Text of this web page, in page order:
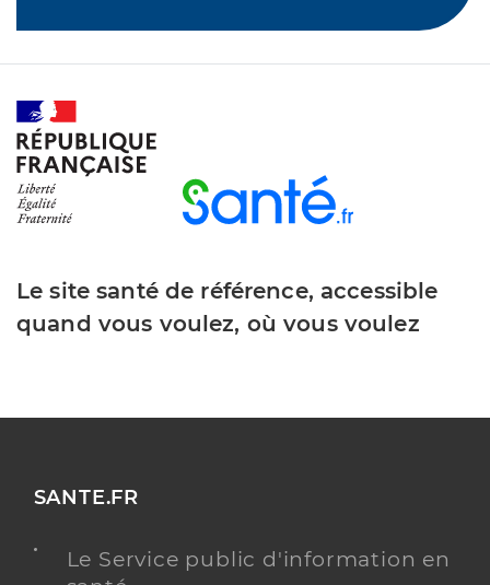
Le site santé de référence, accessible
quand vous voulez, où vous voulez
SANTE.FR
Le Service public d'information en